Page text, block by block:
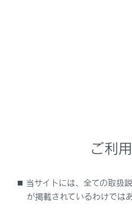
ドライバー異常時対応シ
ご利
当サイトには、全ての取扱
が掲載されているわけでは